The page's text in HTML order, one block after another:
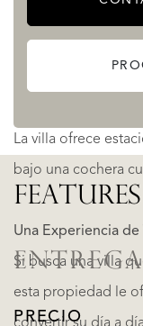
tranquilidad
La villa ofrece
bajo una cochera
Una Experiencia de
Si busca una villa
esta propiedad le
FEATURES
PRECIO